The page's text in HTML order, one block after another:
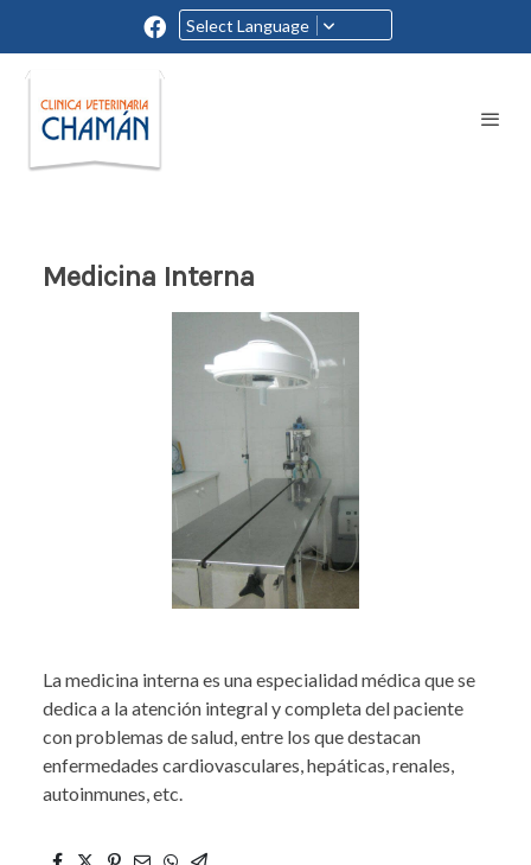
Select Language
Medicina Interna
La medicina interna es una especialidad médica que se
dedica a la atención integral y completa del paciente
con problemas de salud, entre los que destacan
enfermedades cardiovasculares, hepáticas, renales,
autoinmunes, etc.